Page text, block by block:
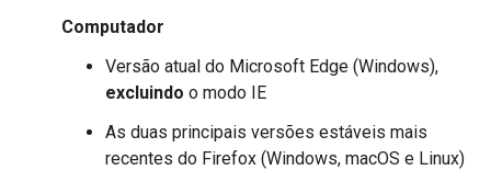
Computador
Versão atual do Microsoft Edge (Windows),
excluindo o modo IE
As duas principais versões estáveis mais
recentes do Firefox (Windows, macOS e Linux)